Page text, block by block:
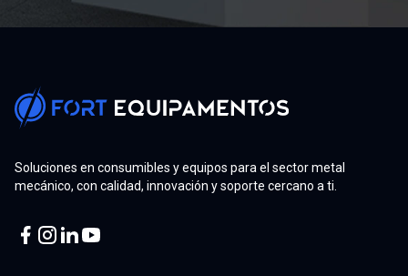
Soluciones en consumibles y equipos para el sector metal
mecánico, con calidad, innovación y soporte cercano a ti.